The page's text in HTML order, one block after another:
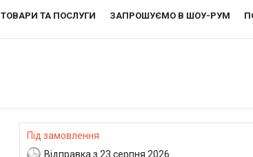
ТОВАРИ ТА ПОСЛУГИ ЗАПРОШУЄМО В ШОУ-РУМ
Під замовлення
Відправка з 23 серпня 2026